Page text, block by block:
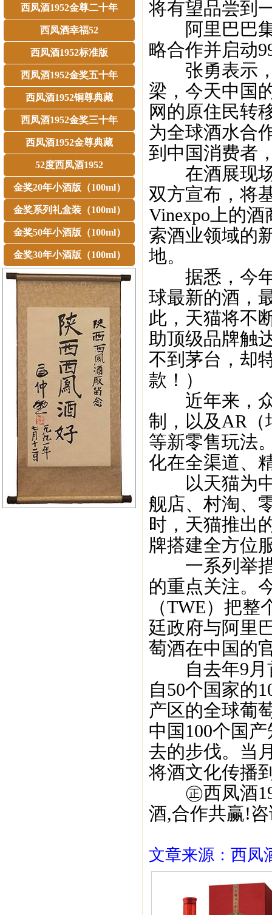
西凤酒1952金尊二十年
西凤酒幸福52
西凤酒1952标准版
西凤酒1952金奖五十年
西凤酒1952铜尊典藏
西凤酒1952金奖三十年
西凤酒1952金尊典藏
52度西凤酒1952
金奖20年小酒版（100ml）
金奖系列礼盒装（100ml）
金奖50年小酒版（100ml）
金奖30年小酒版（100ml）
将有望品尝到
阿里巴巴集
略合作并启动
张勇表示，
梁，今天中国
网的原住民转
为全球酒水合
到中国消费者
在酒展现场
双方宣布，将
Vinexpo上的
索酒业领域的
地。
据悉，今年
球最新的酒，
此，天猫将不
助顶级品牌触
不到茅台，却
款！）
近年来，众
制，以及AR（
等新零售玩法
化在全渠道、
以天猫为中
舰店、村淘、
时，天猫推出
牌搭建全方位
一系列举措
的重点关注。
（TWE）把
廷政府与阿里
萄酒在中国的
自去年9月
自50个国家的
产区的全球葡
中国100个国
去的步伐。当
将酒文化传播
㊣西凤酒
酒,合作共赢!咨
文章来源：西凤